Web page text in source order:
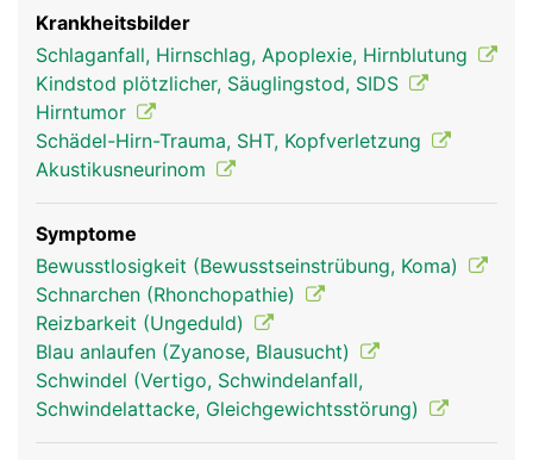
Stammhirn Frau Stammhirn Mann
Krankheitsbilder
Schlaganfall, Hirnschlag, Apoplexie, Hirnblutung
Kindstod plötzlicher, Säuglingstod, SIDS
Hirntumor
Schädel-Hirn-Trauma, SHT, Kopfverletzung
Akustikusneurinom
Symptome
Bewusstlosigkeit (Bewusstseinstrübung, Koma)
Schnarchen (Rhonchopathie)
Reizbarkeit (Ungeduld)
Blau anlaufen (Zyanose, Blausucht)
Schwindel (Vertigo, Schwindelanfall,
Schwindelattacke, Gleichgewichtsstörung)